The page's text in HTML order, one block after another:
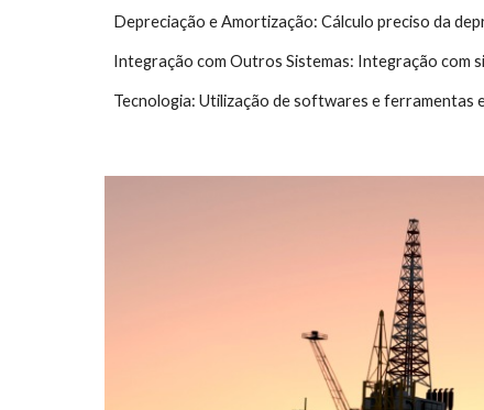
Depreciação e Amortização: Cálculo preciso da
Integração com Outros Sistemas: Integração com
Tecnologia: Utilização de softwares e